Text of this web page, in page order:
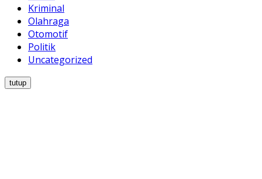
Kriminal
Olahraga
Otomotif
Politik
Uncategorized
tutup